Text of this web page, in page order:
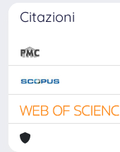
Citazioni